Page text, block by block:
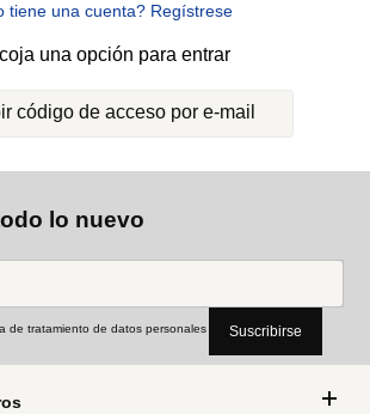
una opción para entrar
código de acceso por e-mail
tiene una cuenta? Regístrese
lo nuevo
de tratamiento de datos personales Suscribirse